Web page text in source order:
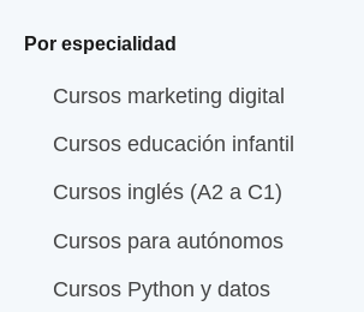
Por especialidad
Cursos marketing digital
Cursos educación infantil
Cursos inglés (A2 a C1)
Cursos para autónomos
Cursos Python y datos